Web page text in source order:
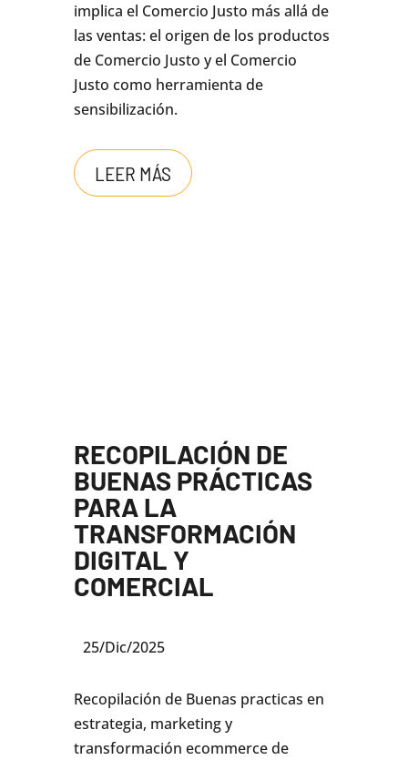
implica el Comercio Justo más allá de
las ventas: el origen de los productos
de Comercio Justo y el Comercio
Justo como herramienta de
sensibilización.
LEER MÁS
RECOPILACIÓN DE
BUENAS PRÁCTICAS
PARA LA
TRANSFORMACIÓN
DIGITAL Y
COMERCIAL
25/Dic/2025
Recopilación de Buenas practicas en
estrategia, marketing y
transformación ecommerce de